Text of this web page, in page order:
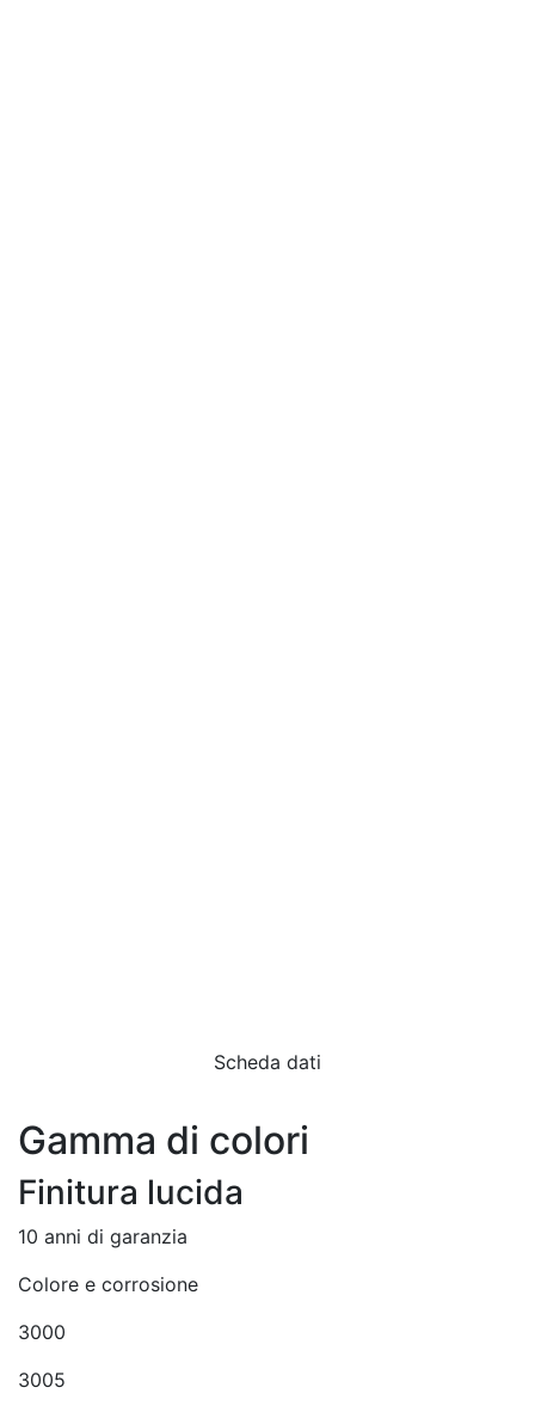
Scheda dati
Gamma di colori
Finitura lucida
10 anni di garanzia
Colore e corrosione
3000
3005